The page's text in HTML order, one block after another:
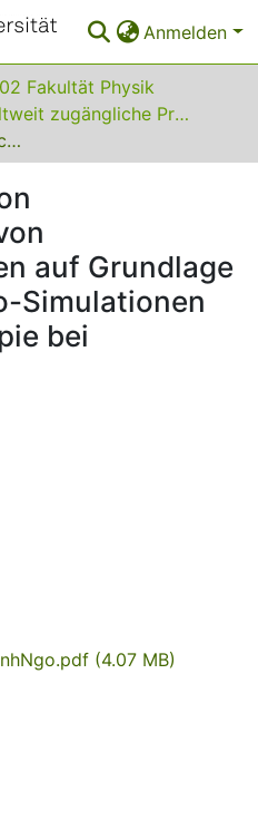
Anmelden
02 Fakultät Physik
Weltweit zugängliche Prüfungsarbeiten
Untersuchung von Unsicherheiten von Dosisverteilungen auf Grundlage von Monte-Carlo-Simulationen der Brachytherapie bei Augentumoren
auf Grundlage
Simulationen
bei
(4.07 MB)